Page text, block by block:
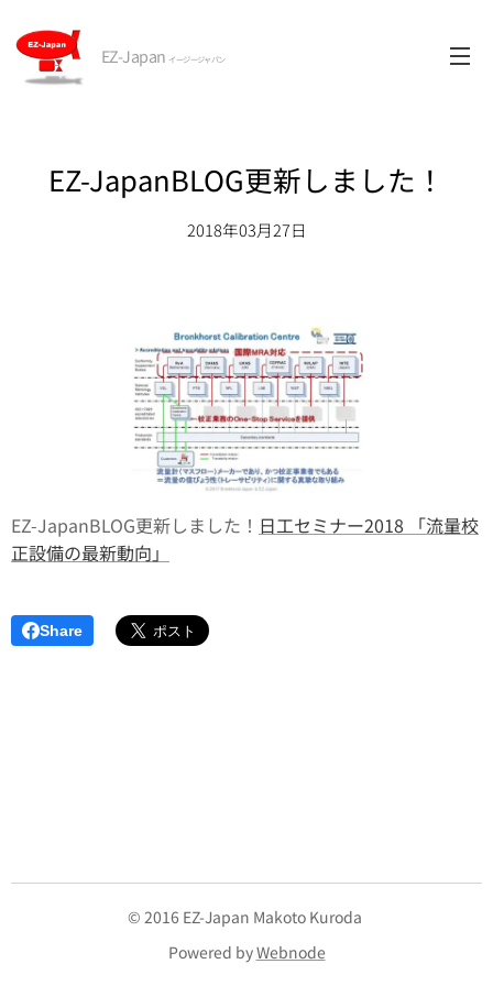
EZ-Japan イージージャパン
EZ-JapanBLOG更新しました！
2018年03月27日
EZ-JapanBLOG更新しました！ 日工セミナー2018 「流量校
正設備の最新動向」
Share
© 2016 EZ-Japan Makoto Kuroda
Powered byWebnode